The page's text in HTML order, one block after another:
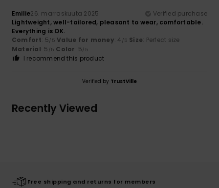
Emilie26. marraskuuta 2025
Verified purchase
Lightweight, well-tailored, pleasant to wear, comfortable.
Everything is OK.
Comfort: 5/5 Value for money: 4 /5 Size: Perfect size
Material: 5 /5 Color: 5/5
I recommend this product
Verified by TrustVille
Recently Viewed
Free shipping and returns for members